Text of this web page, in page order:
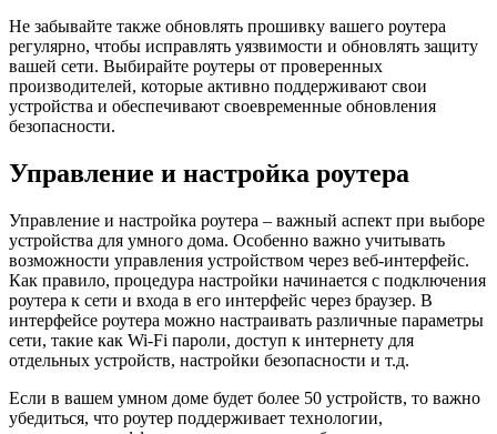
Не забывайте также обновлять прошивку вашего роутера
регулярно, чтобы исправлять уязвимости и обновлять защиту
вашей сети. Выбирайте роутеры от проверенных
производителей, которые активно поддерживают свои
устройства и обеспечивают своевременные обновления
безопасности.
Управление и настройка роутера
Управление и настройка роутера – важный аспект при выборе
устройства для умного дома. Особенно важно учитывать
возможности управления устройством через веб-интерфейс.
Как правило, процедура настройки начинается с подключения
роутера к сети и входа в его интерфейс через браузер. В
интерфейсе роутера можно настраивать различные параметры
сети, такие как Wi-Fi пароли, доступ к интернету для
отдельных устройств, настройки безопасности и т.д.
Если в вашем умном доме будет более 50 устройств, то важно
убедиться, что роутер поддерживает технологии,